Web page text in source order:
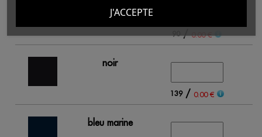
/0.00 €
noir
139/ 0.00 €
bleu marine
J'ACCEPTE